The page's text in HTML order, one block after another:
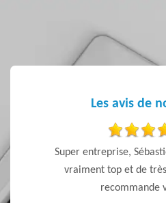
Les avis de
et un
Super entreprise,
vraiment top et de
recommande